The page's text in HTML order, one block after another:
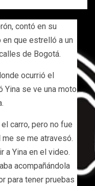
contó en su
que estrelló a un
de Bogotá.
ocurrió el
Yina se ve una moto
carro, pero no fue
me se me atravesó.
a Yina en el video.
acompañándola
para tener pruebas